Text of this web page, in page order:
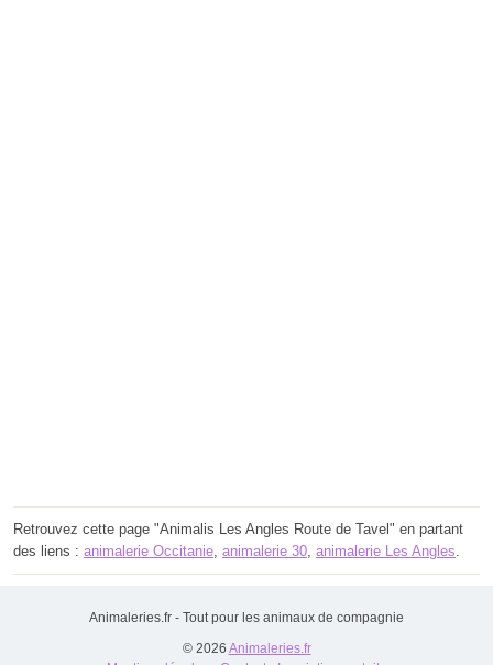
Retrouvez cette page "Animalis Les Angles Route de Tavel" en partant
des liens : animalerie Occitanie animalerie 30 animalerie Les Angles
Animaleries.fr - Tout pour les animaux de compagnie
© 2026 Animaleries.fr